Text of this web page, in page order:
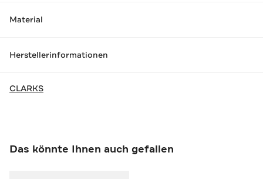
Material
Herstellerinformationen
CLARKS
Das könnte Ihnen auch gefallen